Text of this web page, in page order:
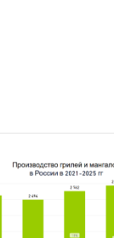
ДПО Скаенг
Геткурс
ЧУ ДО Онлайн-
и др.